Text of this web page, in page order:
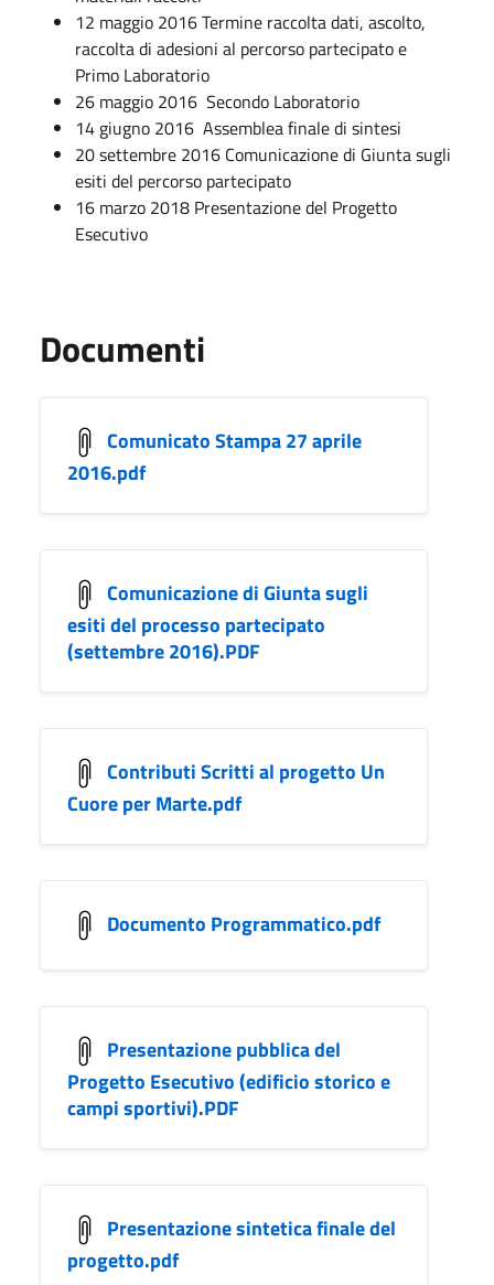
12 maggio 2016 Termine raccolta dati, ascolto,
raccolta di adesioni al percorso partecipato e
Primo Laboratorio
26 maggio 2016 Secondo Laboratorio
14 giugno 2016 Assemblea finale di sintesi
20 settembre 2016 Comunicazione di Giunta sugli
esiti del percorso partecipato
16 marzo 2018 Presentazione del Progetto
Esecutivo
Documenti
Comunicato Stampa 27 aprile
2016.pdf
Comunicazione di Giunta sugli
esiti del processo partecipato
(settembre 2016).PDF
Contributi Scritti al progetto Un
Cuore per Marte.pdf
Documento Programmatico.pdf
Presentazione pubblica del
Progetto Esecutivo (edificio storico e
campi sportivi).PDF
Presentazione sintetica finale del
progetto.pdf